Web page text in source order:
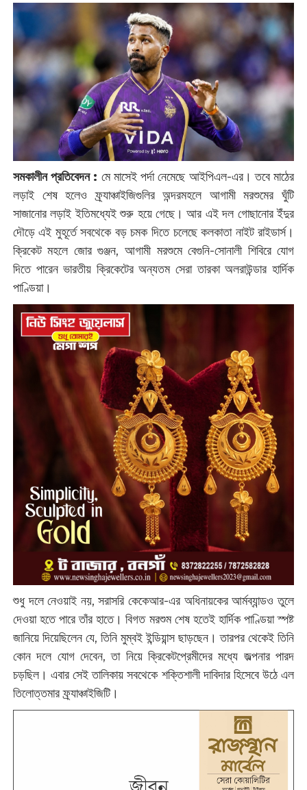
সমকালীন প্রতিবেদন : মে মাসেই পর্দা নেমেছে আইপিএল-এর। তবে মাঠের
লড়াই শেষ হলেও ফ্র্যাঞ্চাইজিগুলির অন্দরমহলে আগামী মরশুমের ঘুঁটি
সাজানোর লড়াই ইতিমধ্যেই শুরু হয়ে গেছে। আর এই দল গোছানোর ইঁদুর
দৌড়ে এই মুহূর্তে সবথেকে বড় চমক দিতে চলেছে কলকাতা নাইট রাইডার্স।
ক্রিকেট মহলে জোর গুঞ্জন, আগামী মরশুমে বেগুনি-সোনালী শিবিরে যোগ
দিতে পারেন ভারতীয় ক্রিকেটের অন্যতম সেরা তারকা অলরাউন্ডার হার্দিক
পাণ্ডিয়া।
শুধু দলে নেওয়াই নয়, সরাসরি কেকেআর-এর অধিনায়কের আর্মব্যান্ডও তুলে
দেওয়া হতে পারে তাঁর হাতে। বিগত মরশুম শেষ হতেই হার্দিক পাণ্ডিয়া স্পষ্ট
জানিয়ে দিয়েছিলেন যে, তিনি মুম্বই ইন্ডিয়ান্স ছাড়ছেন। তারপর থেকেই তিনি
কোন দলে যোগ দেবেন, তা নিয়ে ক্রিকেটপ্রেমীদের মধ্যে জল্পনার পারদ
চড়ছিল। এবার সেই তালিকায় সবথেকে শক্তিশালী দাবিদার হিসেবে উঠে এল
তিলোত্তমার ফ্র্যাঞ্চাইজিটি।